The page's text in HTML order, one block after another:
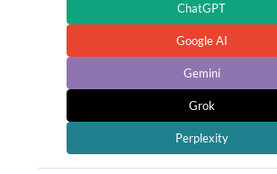
ChatGPT
Google AI
Gemini
Grok
Perplexity